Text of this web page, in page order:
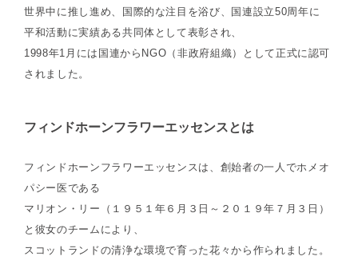
世界中に推し進め、国際的な注目を浴び、国連設立50周年に
平和活動に実績ある共同体として表彰され、
1998年1月には国連からNGO（非政府組織）として正式に認可
されました。
フィンドホーンフラワーエッセンスとは
フィンドホーンフラワーエッセンスは、創始者の一人でホメオ
パシー医である
マリオン・リー（１９５１年６月３日～２０１９年７月３日）
と彼女のチームにより、
スコットランドの清浄な環境で育った花々から作られました。